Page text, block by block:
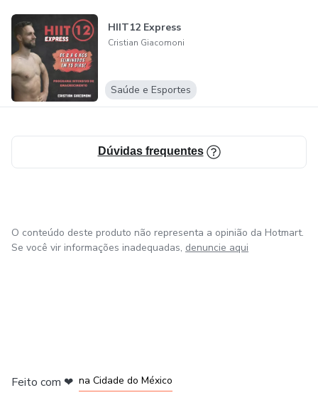
HIIT12 Express
Cristian Giacomoni
Saúde e Esportes
Dúvidas frequentes
O conteúdo deste produto não representa a opinião da Hotmart.
Se você vir informações inadequadas, denuncie aqui
Feito com ❤ na Cidade do México